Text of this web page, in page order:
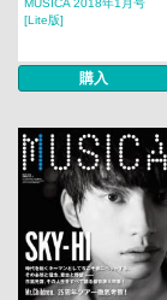
MUSICA 2018年1月号
[Lite版]
購入